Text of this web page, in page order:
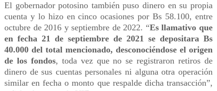
El gobernador potosino también puso dinero en su propia
cuenta y lo hizo en cinco ocasiones por Bs 58.100, entre
octubre de 2016 y septiembre de 2022. “Es llamativo que
en fecha 21 de septiembre de 2021 se depositara Bs
40.000 del total mencionado, desconociéndose el origen
de los fondos, toda vez que no se registraron retiros de
dinero de sus cuentas personales ni alguna otra operación
similar en fecha o monto que respalde dicha transacción”,